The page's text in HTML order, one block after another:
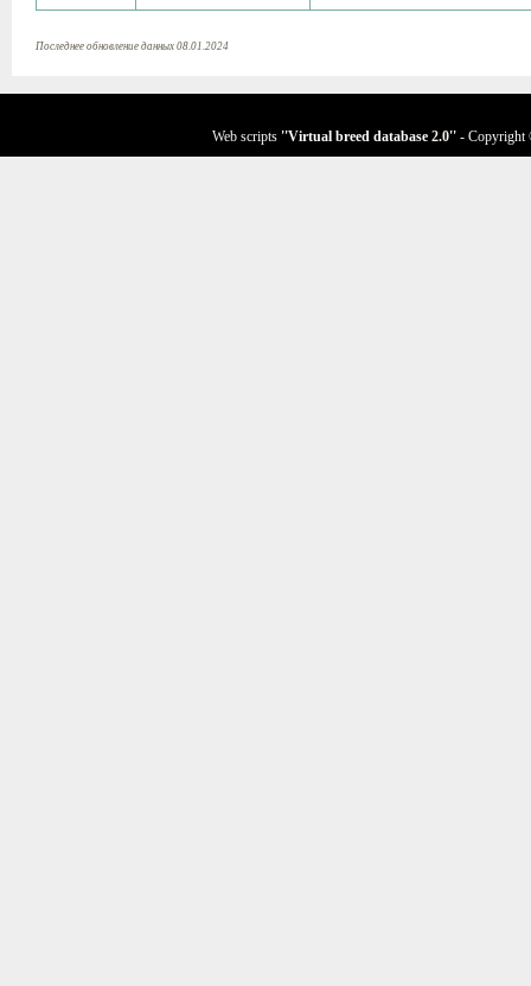
Последнее обновление данных 08.01.2024
Web scripts ''Virtual breed database 2.0'' - Copyright